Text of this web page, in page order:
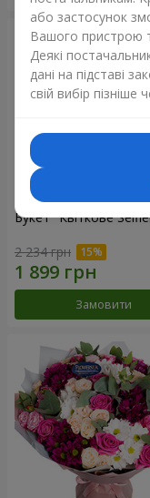
Букет "Квіткове
2 234 грн
Замовити
або застосунок
Вашого пристрою
Деякі
дані на підставі
свій вибір пізніше